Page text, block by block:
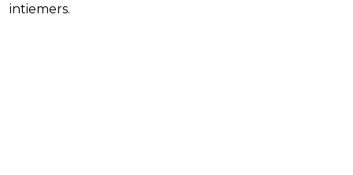
intiemers.